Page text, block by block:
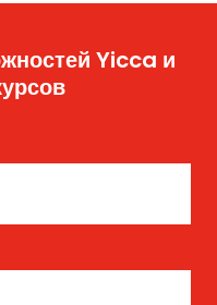
Yicca и